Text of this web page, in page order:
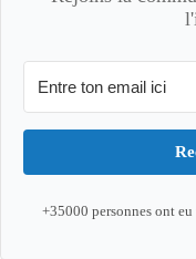
+35000 personnes ont